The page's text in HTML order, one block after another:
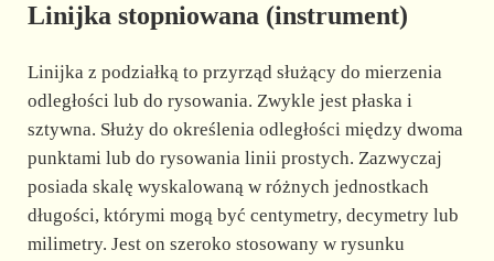
Linijka stopniowana (instrument)
Linijka z podziałką to przyrząd służący do mierzenia
odległości lub do rysowania. Zwykle jest płaska i
sztywna. Służy do określenia odległości między dwoma
punktami lub do rysowania linii prostych. Zazwyczaj
posiada skalę wyskalowaną w różnych jednostkach
długości, którymi mogą być centymetry, decymetry lub
milimetry. Jest on szeroko stosowany w rysunku